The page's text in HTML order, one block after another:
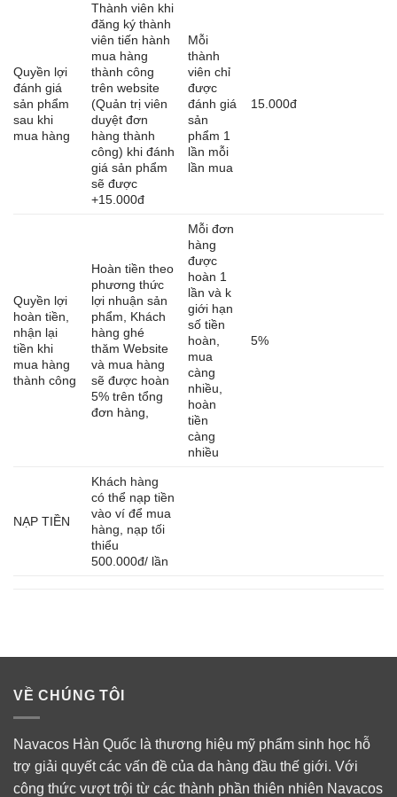
Quyền lợi
đánh giá
sản phẩm
sau khi
mua hàng
Thành viên khi
đăng ký thành
viên tiến hành
mua hàng
thành công
trên website
(Quản trị viên
duyệt đơn
hàng thành
công) khi đánh
giá sản phẩm
sẽ được
+15.000đ
Mỗi
thành
viên chỉ
được
đánh giá
sản
phẩm 1
lần mỗi
lần mua
15.000đ
Quyền lợi
hoàn tiền,
nhận lại
tiền khi
mua hàng
thành công
Hoàn tiền theo
phương thức
lợi nhuận sản
phẩm, Khách
hàng ghé
thăm Website
và mua hàng
sẽ được hoàn
5% trên tổng
đơn hàng,
Mỗi đơn
hàng
được
hoàn 1
lần và k
giới hạn
số tiền
hoàn,
mua
càng
nhiều,
hoàn
tiền
càng
nhiều
5%
NẠP TIỀN
Khách hàng
có thể nạp tiền
vào ví để mua
hàng, nạp tối
thiểu
500.000đ/ lần
VỀ CHÚNG TÔI
Navacos Hàn Quốc là thương hiệu mỹ phẩm sinh học hỗ
trợ giải quyết các vấn đề của da hàng đầu thế giới. Với
công thức vượt trội từ các thành phần thiên nhiên Navacos